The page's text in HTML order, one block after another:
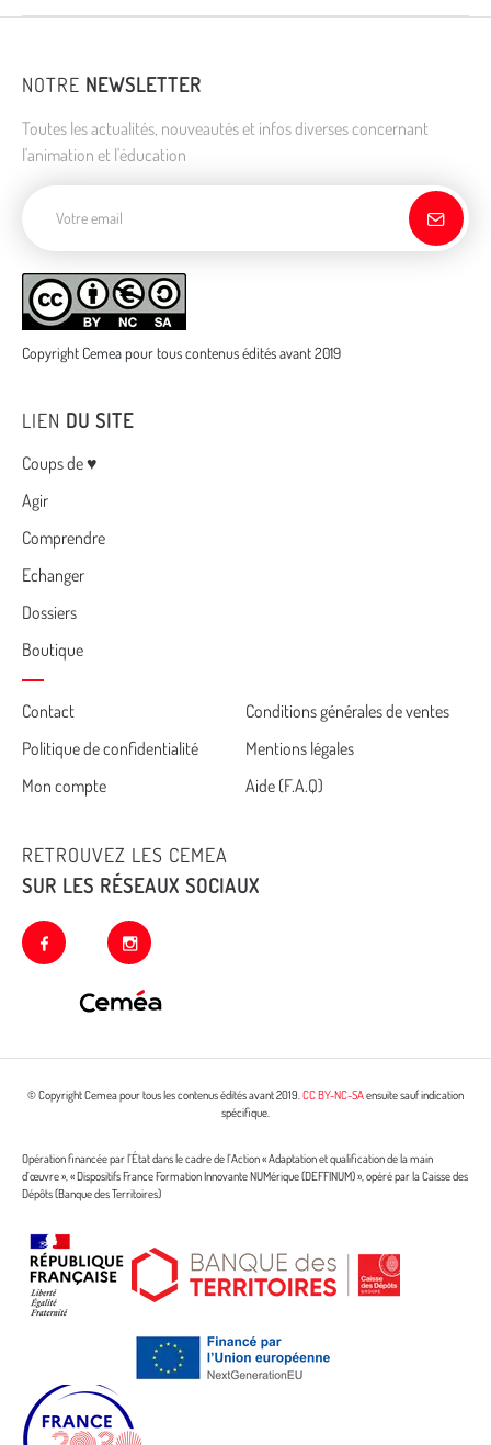
NOTRE NEWSLETTER
Toutes les actualités, nouveautés et infos diverses concernant
l'animation et l'éducation
Copyright Cemea pour tous contenus édités avant 2019
LIEN DU SITE
Menu
Coups de ♥
Agir
Comprendre
Echanger
Dossiers
Boutique
Cemea
footer
Contact
Conditions générales de ventes
Politique de confidentialité
Mentions légales
Mon compte
Aide (F.A.Q)
RETROUVEZ LES CEMEA
SUR LES RÉSEAUX SOCIAUX
facebook instagram
© Copyright Cemea pour tous les contenus édités avant 2019. CC BY-NC-SAensuite sauf indication
spécifique.
Opération financée par l’État dans le cadre de l’Action « Adaptation et qualification de la main
d’œuvre », « Dispositifs France Formation Innovante NUMérique (DEFFINUM) », opéré par la Caisse des
Dépôts (Banque des Territoires)